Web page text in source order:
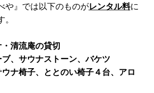
や』では以下のものがレンタル料に
清流庵の貸切
、サウナストーン、バケツ
ナ椅子、ととのい椅子４台、アロ